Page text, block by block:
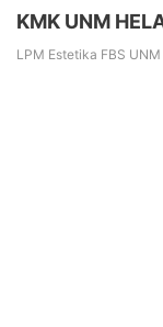
KMK UNM
LPM Estetika FBS UNM